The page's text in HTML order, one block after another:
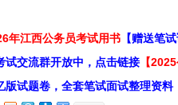
年江西公务员考试用书 【赠送笔
试交流群开放中，点击链接 【
版试题卷，全套笔试面试整理资料